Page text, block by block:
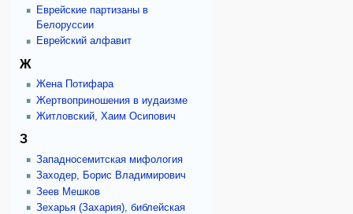
Еврейские партизаны в
Белоруссии
Еврейский алфавит
Ж
Жена Потифара
Жертвоприношения в иудаизме
Житловский, Хаим Осипович
З
Западносемитская мифология
Заходер, Борис Владимирович
Зеев Мешков
Зехарья (Захария), библейская